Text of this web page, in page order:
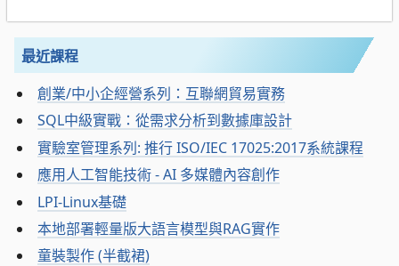
最近課程
創業/中小企經營系列：互聯網貿易實務
SQL中級實戰：從需求分析到數據庫設計
實驗室管理系列: 推行 ISO/IEC 17025:2017系統課程
應用人工智能技術 - AI 多媒體內容創作
LPI-Linux基礎
本地部署輕量版大語言模型與RAG實作
童裝製作 (半截裙)